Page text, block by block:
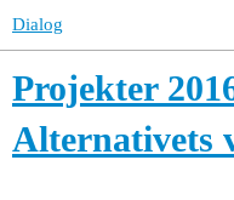
Dialog
Projekter
Alternativets